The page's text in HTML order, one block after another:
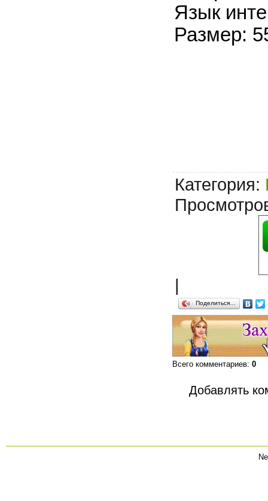
Язык
Размер:
Категория:
|
Поделиться…
Всего комментариев: 0
Добавлять